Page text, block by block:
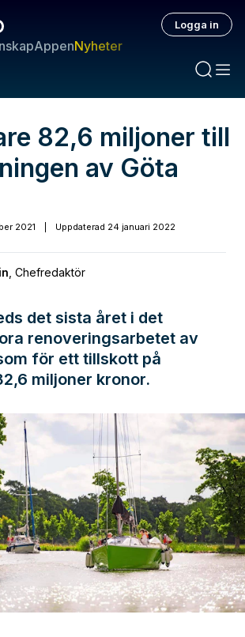
AppenNyheter
Logga in
82,6 miljoner till
av Göta
2021 Uppdaterad 24 januari 2022
Chefredaktör
det sista året i det
renoveringsarbetet av
för ett tillskott på
miljoner kronor.